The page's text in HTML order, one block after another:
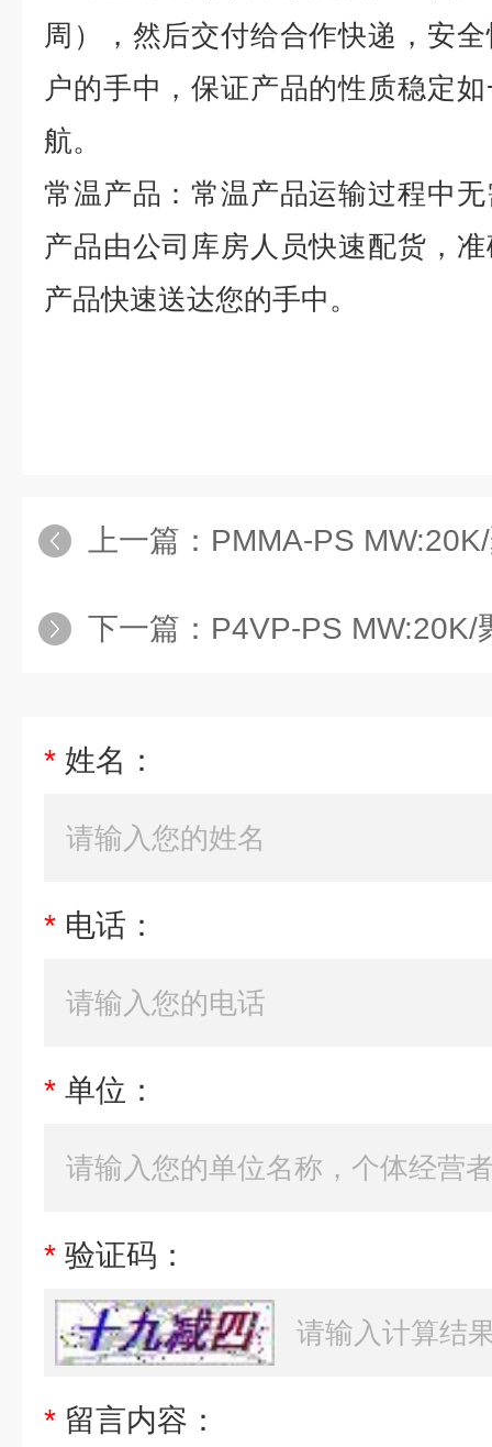
周），然后交付给合作快递，安
户的手中，保证产品的性质稳定
航。
常温产品：常温产品运输过程中
产品由公司库房人员快速配货，
产品快速送达您的手中。
上一篇： PMMA-PS MW:20K/聚苯乙烯
下一篇： P4VP-PS MW:20K/聚4-乙烯
* 姓名：
* 电话：
* 单位：
* 验证码：
* 留言内容：